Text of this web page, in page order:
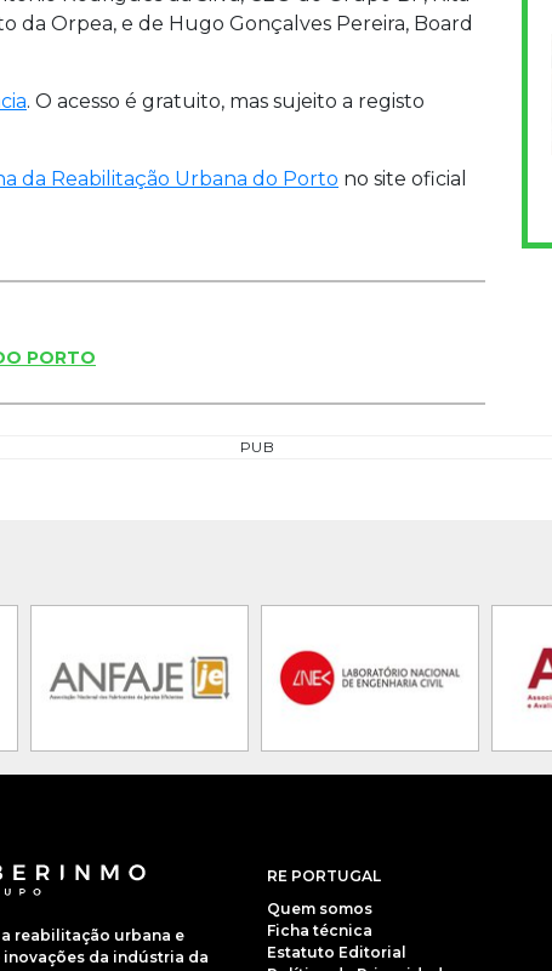
da Orpea, e de Hugo Gonçalves Pereira, Board
. O acesso é gratuito, mas sujeito a registo
da Reabilitação Urbana do Porto no site oficial
PORTO
PUB
reabilitação urbana e
da indústria da
RE PORTUGAL
Quem somos
Ficha técnica
Estatuto Editorial